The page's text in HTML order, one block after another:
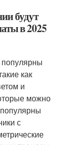
будут
в 2025
популярны
как
и
можно
с